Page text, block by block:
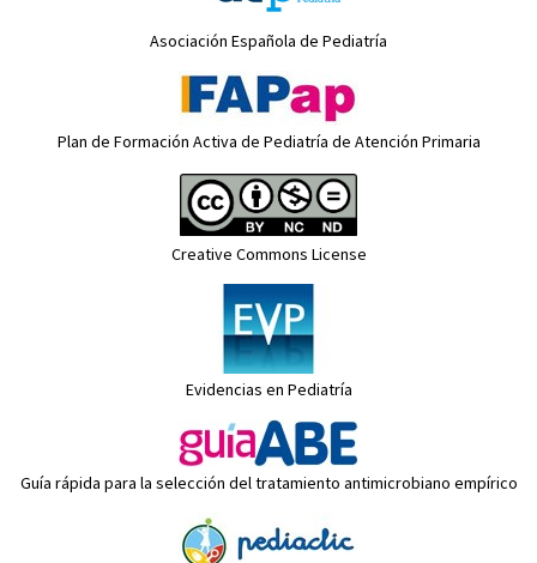
Asociación Española de Pediatría
Plan de Formación Activa de Pediatría de Atención Primaria
Creative Commons License
Evidencias en Pediatría
Guía rápida para la selección del tratamiento antimicrobiano empírico